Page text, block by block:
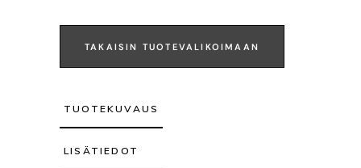
TAKAISIN TUOTEVALIKOIMAAN
TUOTEKUVAUS
LISÄTIEDOT